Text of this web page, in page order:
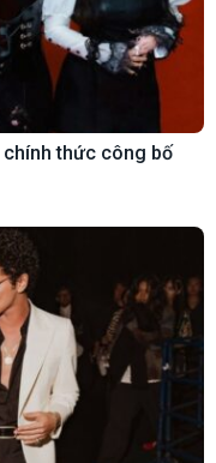
chính thức công bố